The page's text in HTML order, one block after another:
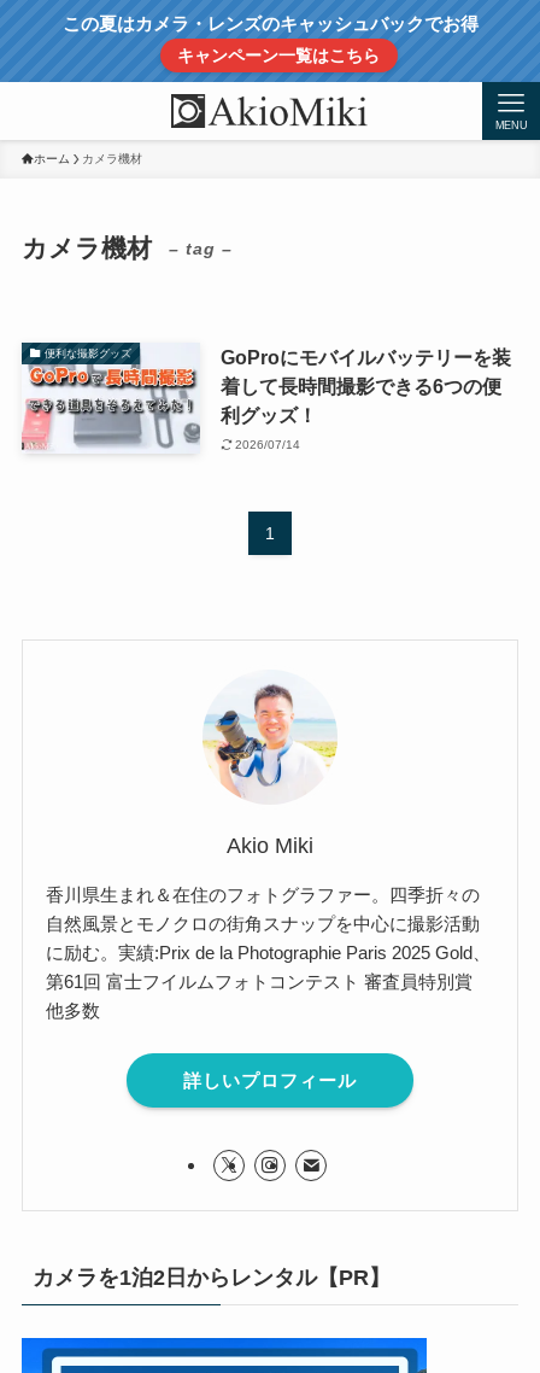
この夏はカメラ・レンズのキャッシュバックでお得
キャンペーン一覧はこちら
MENU
ホーム カメラ機材
カメラ機材 – tag –
便利な撮影グッズ
GoProにモバイルバッテリーを装
着して長時間撮影できる6つの便
利グッズ！
2026/07/14
1
Akio Miki
香川県生まれ＆在住のフォトグラファー。四季折々の
自然風景とモノクロの街角スナップを中心に撮影活動
に励む。実績:Prix de la Photographie Paris 2025 Gold、
第61回 富士フイルムフォトコンテスト 審査員特別賞
他多数
詳しいプロフィール
カメラを1泊2日からレンタル【PR】